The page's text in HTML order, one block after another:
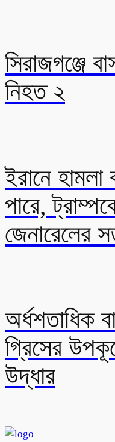
সিরাজগঞ্জে
নিহত ২
ইরানে হামলা
পারে,
জেনারেলের
অর্ধশতাধিক
গ্রিসের
উদ্ধার